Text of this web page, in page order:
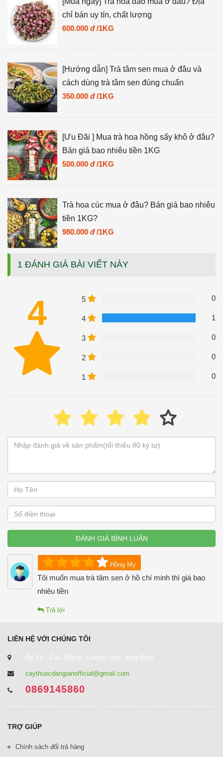
chỉ bán uy tín, chất lượng
600.000 đ /1KG
[Hướng dẫn] Trà tâm sen mua ở đâu và
cách dùng trà tâm sen đúng chuẩn
350.000 đ /1KG
[Ưu Đãi ] Mua trà hoa hồng sấy khô ở đâu?
Bán giá bao nhiêu tiền 1KG
500.000 đ /1KG
Trà hoa cúc mua ở đâu? Bán giá bao nhiêu
tiền 1KG?
980.000 đ /1KG
1 ĐÁNH GIÁ BÀI VIẾT NÀY
4 5 0
4 1
3 0
2 0
1 0
ĐÁNH GIÁ BÌNH LUẬN
Hồng My
Tôi muốn mua trà tâm sen ở hồ chí minh thì giá bao
nhiêu tiền
Trả lời
LIÊN HỆ VỚI CHÚNG TÔI
Đa Sỹ - Cao Thắng - Lương Sơn - Hòa Bình
caythuocdangianofficial@gmail.com
0869145860
TRỢ GIÚP
Chính sách đổi trả hàng